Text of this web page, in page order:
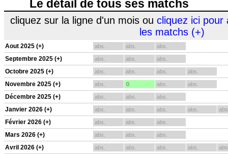
Le détail de tous ses matchs
cliquez sur la ligne d'un mois ou cliquez ici pour
les matchs (+)
Aout 2025 (+) abs. abs. abs.
Septembre 2025 (+) abs. abs. abs.
Octobre 2025 (+) abs. abs. abs. abs.
Novembre 2025 (+) abs. 0 abs. abs.
Décembre 2025 (+) abs. abs. abs.
Janvier 2026 (+) abs. abs. abs. abs.
Février 2026 (+) abs. abs. abs.
Mars 2026 (+) abs. abs. abs.
Avril 2026 (+) abs. abs. abs. abs.